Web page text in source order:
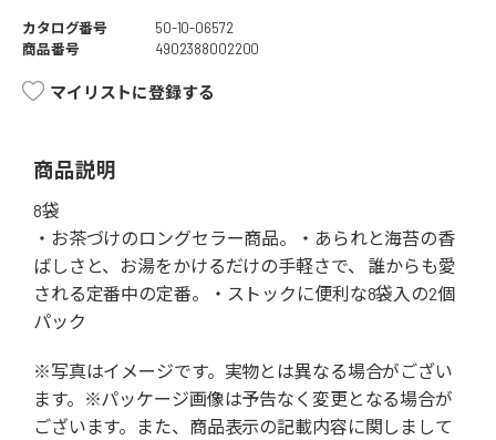
カタログ番号
50-10-06572
商品番号
4902388002200
マイリストに登録する
商品説明
8袋
・お茶づけのロングセラー商品。・あられと海苔の香
ばしさと、お湯をかけるだけの手軽さで、 誰からも愛
される定番中の定番。・ストックに便利な8袋入の2個
パック
※写真はイメージです。実物とは異なる場合がござい
ます。※パッケージ画像は予告なく変更となる場合が
ございます。また、商品表示の記載内容に関しまして